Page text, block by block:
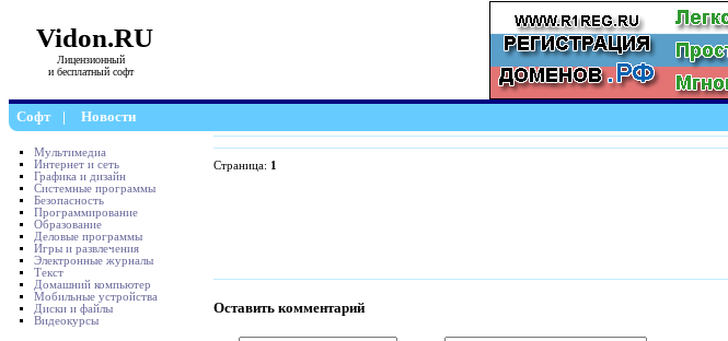
Vidon.RU
Лицензионный
и бесплатный софт
Софт | Новости
Мультимедиа
Интернет и сеть
Графика и дизайн
Системные программы
Безопасность
Программирование
Образование
Деловые программы
Игры и развлечения
Электронные журналы
Текст
Домашний компьютер
Мобильные устройства
Диски и файлы
Видеокурсы
Страница: 1
Оставить комментарий